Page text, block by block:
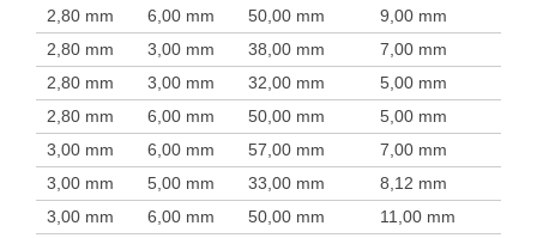
2,80 mm
6,00 mm 50,00 mm 9,00 mm
2,80 mm
3,00 mm 38,00 mm 7,00 mm
2,80 mm
3,00 mm 32,00 mm 5,00 mm
2,80 mm
6,00 mm 50,00 mm 5,00 mm
3,00 mm
6,00 mm 57,00 mm 7,00 mm
3,00 mm
5,00 mm 33,00 mm 8,12 mm
3,00 mm
6,00 mm 50,00 mm 11,00 mm